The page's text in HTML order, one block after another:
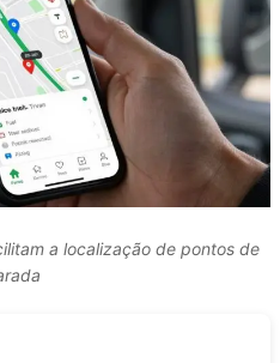
a localização de pontos de